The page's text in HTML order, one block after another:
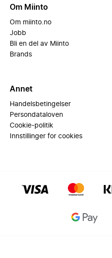
Om Miinto
Om miinto.no
Jobb
Bli en del av Miinto
Brands
Annet
Handelsbetingelser
Persondataloven
Cookie-politik
Innstillinger for cookies